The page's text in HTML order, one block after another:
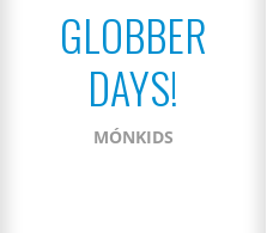
GLOBBER
DAYS!
MÓNKIDS